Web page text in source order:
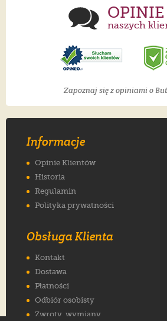
OPINIE
naszych
Zapoznaj się z opiniami o
Informacje
Opinie Klientów
Historia
Regulamin
Polityka prywatności
Obsługa Klienta
Kontakt
Dostawa
Płatności
Odbiór osobisty
Zwroty, wymiany